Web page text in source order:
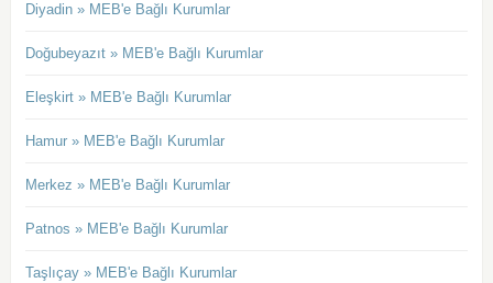
Diyadin » MEB'e Bağlı Kurumlar
Doğubeyazıt » MEB'e Bağlı Kurumlar
Eleşkirt » MEB'e Bağlı Kurumlar
Hamur » MEB'e Bağlı Kurumlar
Merkez » MEB'e Bağlı Kurumlar
Patnos » MEB'e Bağlı Kurumlar
Taşlıçay » MEB'e Bağlı Kurumlar